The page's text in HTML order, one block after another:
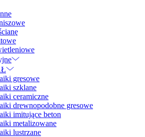
gresowe
szklane
ceramiczne
drewnopodobne gresowe
imitujące beton
metalizowane
lustrzane